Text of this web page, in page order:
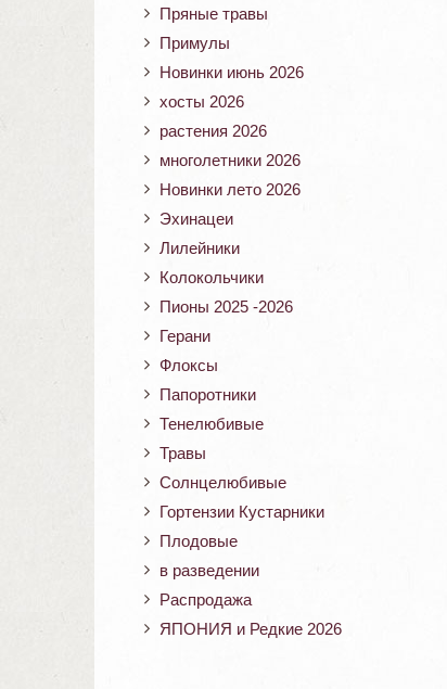
Пряные травы
Примулы
Новинки июнь 2026
хосты 2026
растения 2026
многолетники 2026
Новинки лето 2026
Эхинацеи
Лилейники
Колокольчики
Пионы 2025 -2026
Герани
Флоксы
Папоротники
Тенелюбивые
Травы
Солнцелюбивые
Гортензии Кустарники
Плодовые
в разведении
Распродажа
ЯПОНИЯ и Редкие 2026